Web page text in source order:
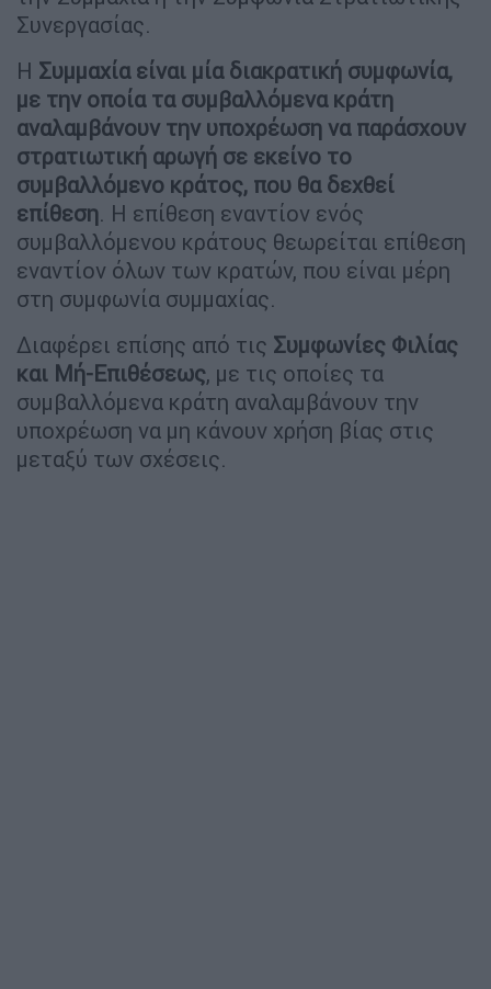
Συνεργασίας.
Η Συμμαχία είναι μία διακρατική συμφωνία,
με την οποία τα συμβαλλόμενα κράτη
αναλαμβάνουν την υποχρέωση να παράσχουν
στρατιωτική αρωγή σε εκείνο το
συμβαλλόμενο κράτος, που θα δεχθεί
επίθεση. Η επίθεση εναντίον ενός
συμβαλλόμενου κράτους θεωρείται επίθεση
εναντίον όλων των κρατών, που είναι μέρη
στη συμφωνία συμμαχίας.
Διαφέρει επίσης από τις Συμφωνίες Φιλίας
και Μή-Επιθέσεως, με τις οποίες τα
συμβαλλόμενα κράτη αναλαμβάνουν την
υποχρέωση να μη κάνουν χρήση βίας στις
μεταξύ των σχέσεις.